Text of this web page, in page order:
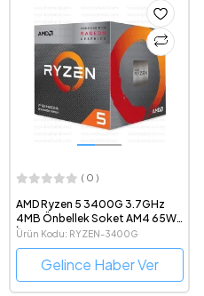
( 0 )
AMD Ryzen 5 3400G 3.7GHz
4MB Önbellek Soket AM4 65W
İşlemci
Ürün Kodu: RYZEN-3400G
Gelince Haber Ver